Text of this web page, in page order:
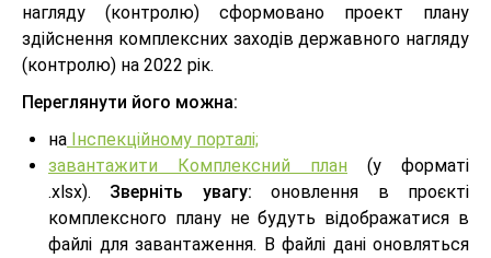
нагляду (контролю) сформовано
проект плану
здійснення комплексних заходів державного нагляду
(контролю) на 2022 рік.
Переглянути його можна:
на Інспекційному порталі;
завантажити Комплексний план (у форматі
.xlsx). Зверніть увагу: оновлення в проєкті
комплексного плану не будуть відображатися в
файлі для завантаження. В файлі дані оновляться